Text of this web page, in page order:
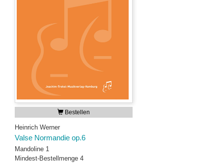
Bestellen
Heinrich Werner
Valse Normandie op.6
Mandoline 1
Mindest-Bestellmenge 4